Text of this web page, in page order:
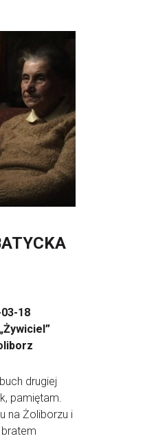
18
drugiej
pamiętam.
na Żoliborzu i